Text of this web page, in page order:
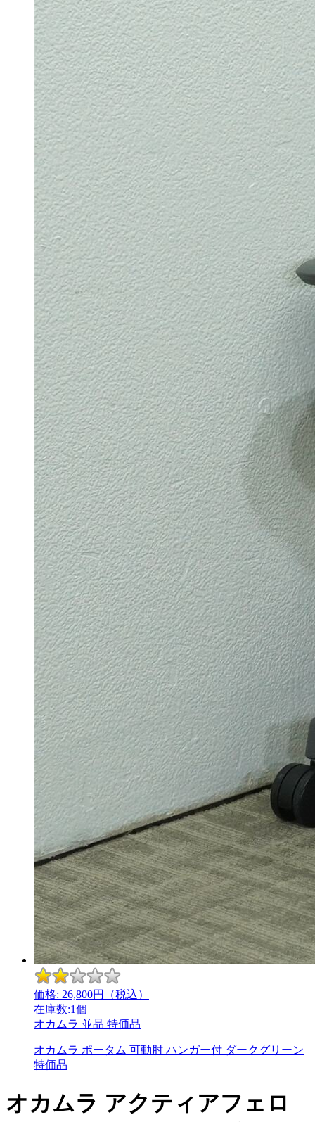
価格: 26,800円（税込）
在庫数:1個
オカムラ 並品 特価品
オカムラ ポータム 可動肘 ハンガー付 ダークグリーン
特価品
オカムラ アクティアフェロ